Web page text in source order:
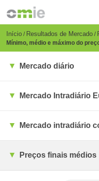
para
conteúdo
principal
Breadcrumb
Início Resultados de Mercado
Mínimo, médio e máximo do
Mercado diário
Mercado Intradiário
Mercado intradiário
Preços finais médios